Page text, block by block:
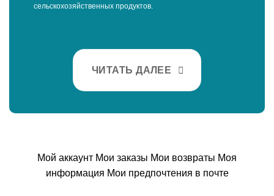
сельскохозяйственных продуктов.
ЧИТАТЬ ДАЛЕЕ
Мой аккаунт Мои заказы Мои возвраты Моя
информация Мои предпочтения в почте